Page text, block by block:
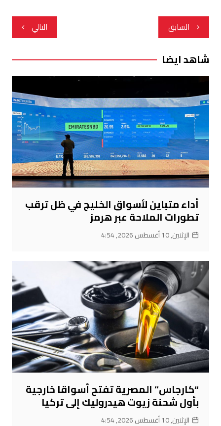
تصفّح
المقالات
السابق التالي
شاهد ايضا
أداء متباين لأسواق الخليج في ظل ترقب
تطورات الملاحة عبر هرمز
الإثنين, 10 أغسطس 2026, 4:54
“كارجاس” المصرية تفتح أسواقا خارجية
بأول شحنة زيوت هيدروليك إلى تركيا
الإثنين, 10 أغسطس 2026, 4:54